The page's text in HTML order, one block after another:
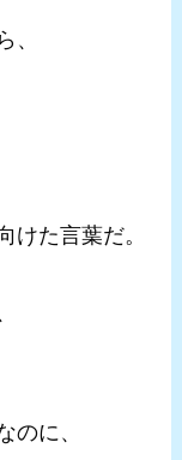
、
けた言葉だ。
のに、